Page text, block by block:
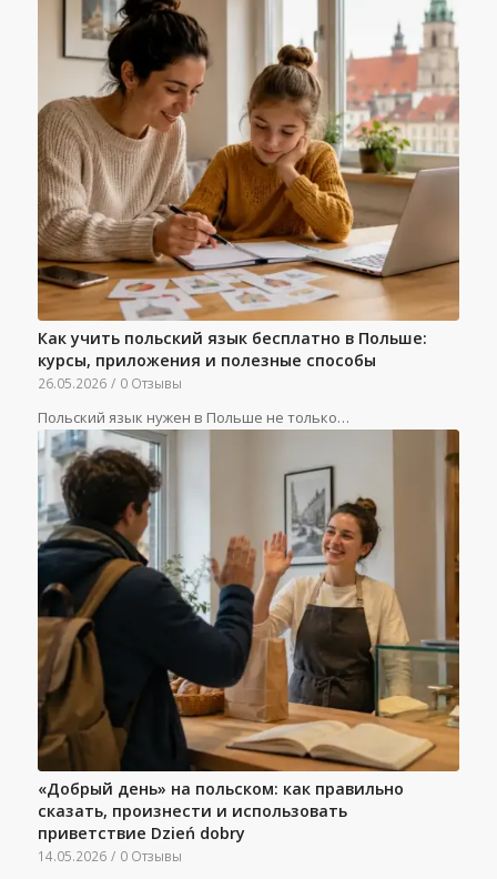
Как учить польский язык бесплатно в Польше:
курсы, приложения и полезные способы
26.05.2026 / 0 Отзывы
Польский язык нужен в Польше не только…
«Добрый день» на польском: как правильно
сказать, произнести и использовать
приветствие Dzień dobry
14.05.2026 / 0 Отзывы